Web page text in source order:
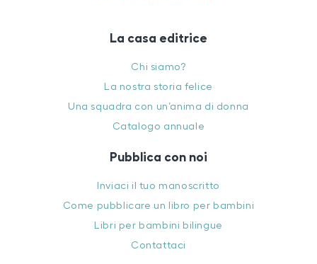
La casa editrice
Chi siamo?
La nostra storia felice
Una squadra con un’anima di donna
Catalogo annuale
Pubblica con noi
Inviaci il tuo manoscritto
Come pubblicare un libro per bambini
Libri per bambini bilingue
Contattaci